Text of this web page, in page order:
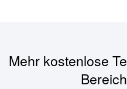
Mehr kostenlose